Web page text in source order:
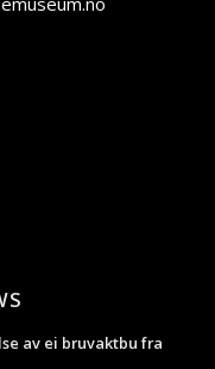
av ei bruvaktbu fra